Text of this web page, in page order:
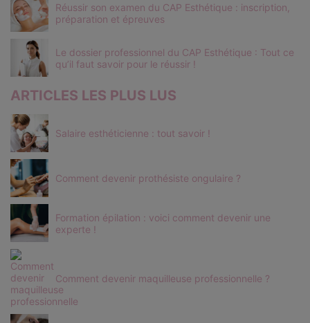
Réussir son examen du CAP Esthétique : inscription,
préparation et épreuves
Le dossier professionnel du CAP Esthétique : Tout ce
qu’il faut savoir pour le réussir !
ARTICLES LES PLUS LUS
Salaire esthéticienne : tout savoir !
Comment devenir prothésiste ongulaire ?
Formation épilation : voici comment devenir une
experte !
Comment devenir maquilleuse professionnelle ?